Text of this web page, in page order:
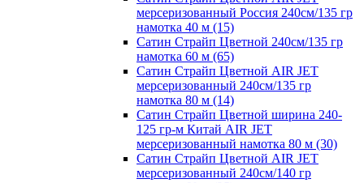
мерсеризованный Россия 240см/135 гр
намотка 40 м (15)
Сатин Страйп Цветной 240см/135 гр
намотка 60 м (65)
Сатин Страйп Цветной AIR JET
мерсеризованный 240см/135 гр
намотка 80 м (14)
Сатин Страйп Цветной ширина 240-
125 гр-м Китай AIR JET
мерсеризованный намотка 80 м (30)
Сатин Страйп Цветной AIR JET
мерсеризованный 240см/140 гр